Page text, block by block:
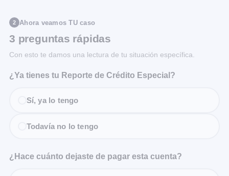
2 Ahora veamos TU caso
3 preguntas rápidas
Con esto te damos una lectura de tu situación específica.
¿Ya tienes tu Reporte de Crédito Especial?
Sí, ya lo tengo
Todavía no lo tengo
¿Hace cuánto dejaste de pagar esta cuenta?